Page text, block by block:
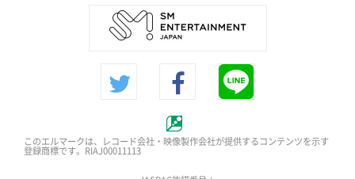
このエルマークは、レコード会社・映像製作会社が提供するコンテンツを示す
登録商標です。RIAJ00011113